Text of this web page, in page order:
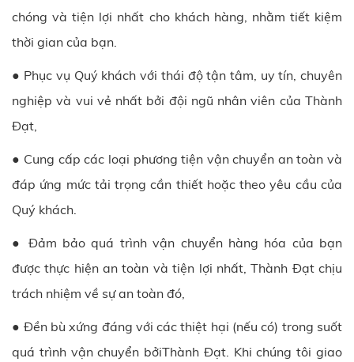
chóng và tiện lợi nhất cho khách hàng, nhằm tiết kiệm
thời gian của bạn.
● Phục vụ Quý khách với thái độ tận tâm, uy tín, chuyên
nghiệp và vui vẻ nhất bởi đội ngũ nhân viên của Thành
Đạt
● Cung cấp các loại phương tiện vận chuyển an toàn và
đáp ứng mức tải trọng cần thiết hoặc theo yêu cầu của
Quý khách.
● Đảm bảo quá trình vận chuyển hàng hóa của bạn
được thực hiện an toàn và tiện lợi nhất,Thành Đạtchịu
trách nhiệm về sự an toàn đó,
● Đền bù xứng đáng với các thiệt hại (nếu có) trong suốt
quá trình vận chuyển bởiThành Đạt. Khi chúng tôi giao